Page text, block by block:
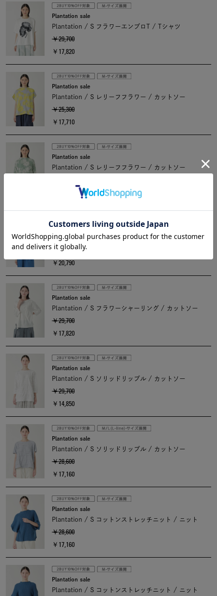
Plantation sale
Plantation / S フラワーエンブロT / Tシャツ
￥29,700
￥17,820
Plantation sale
Plantation / S レリーフフラワー / カットソー
￥25,300
￥17,710
Plantation sale
Plantation / S レリーフフラワー / カットソー
Plantation sale
Plantation / S ストライプローン / シャツ
￥29,700
￥20,790
Plantation sale
Plantation / S フラワーシャーリング / カットソー
￥29,700
￥17,820
Plantation sale
Plantation / S ソリッドリップル / カットソー
￥29,700
￥14,850
Plantation sale
Plantation / S ソリッドリップル / カットソー
￥28,600
￥17,160
Plantation sale
Plantation / S コットンストレッチニット / ニット
￥28,600
￥17,160
Plantation sale
Plantation / S コットンストレッチニット / ニット